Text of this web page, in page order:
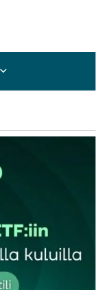
kirjautua
Pakolliset